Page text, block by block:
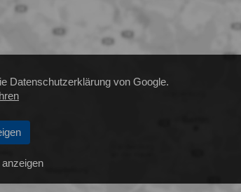
Datenschutzerklärung von Google.